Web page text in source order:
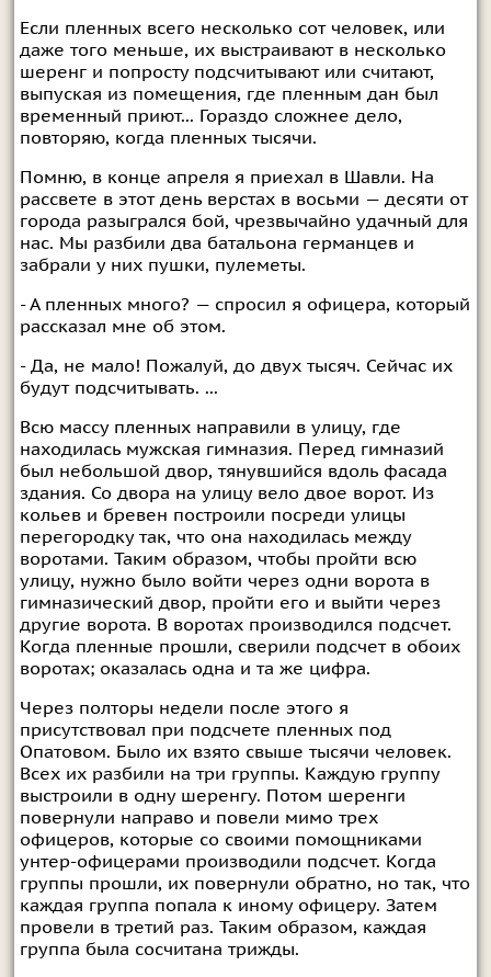
Если пленных всего несколько сот человек, или
даже того меньше, их выстраивают в несколько
шеренг и попросту подсчитывают или считают,
выпуская из помещения, где пленным дан был
временный приют... Гораздо сложнее дело,
повторяю, когда пленных тысячи.
Помню, в конце апреля я приехал в Шавли. На
рассвете в этот день верстах в восьми — десяти от
города разыгрался бой, чрезвычайно удачный для
нас. Мы разбили два батальона германцев и
забрали у них пушки, пулеметы.
- А пленных много? — спросил я офицера, который
рассказал мне об этом.
- Да, не мало! Пожалуй, до двух тысяч. Сейчас их
будут подсчитывать. ...
Всю массу пленных направили в улицу, где
находилась мужская гимназия. Перед гимназий
был небольшой двор, тянувшийся вдоль фасада
здания. Со двора на улицу вело двое ворот. Из
кольев и бревен построили посреди улицы
перегородку так, что она находилась между
воротами. Таким образом, чтобы пройти всю
улицу, нужно было войти через одни ворота в
гимназический двор, пройти его и выйти через
другие ворота. В воротах производился подсчет.
Когда пленные прошли, сверили подсчет в обоих
воротах; оказалась одна и та же цифра.
Через полторы недели после этого я
присутствовал при подсчете пленных под
Опатовом. Было их взято свыше тысячи человек.
Всех их разбили на три группы. Каждую группу
выстроили в одну шеренгу. Потом шеренги
повернули направо и повели мимо трех
офицеров, которые со своими помощниками
унтер-офицерами производили подсчет. Когда
группы прошли, их повернули обратно, но так, что
каждая группа попала к иному офицеру. Затем
провели в третий раз. Таким образом, каждая
группа была сосчитана трижды.